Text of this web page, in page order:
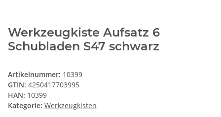
Werkzeugkiste Aufsatz 6
Schubladen S47 schwarz
Artikelnummer: 10399
GTIN: 4250417703995
HAN: 10399
Kategorie: Werkzeugkisten